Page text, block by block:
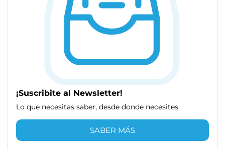
¡Suscribite al Newsletter!
Lo que necesitas saber, desde donde necesites
SABER MÁS